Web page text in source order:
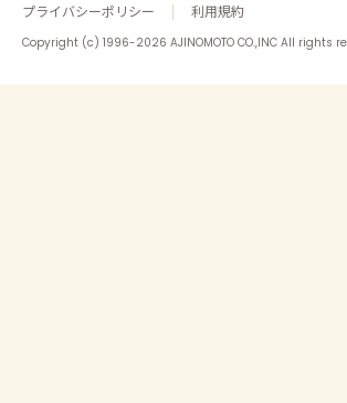
プライバシーポリシー
利用規約
Copyright (c) 1996-2026 AJINOMOTO CO.,INC All rights